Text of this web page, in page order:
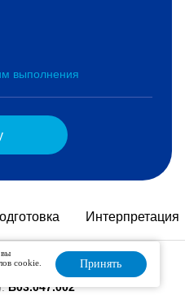
Интерпретация
услуг (Приказ
B03.047.002
выполнения
cookie.
Принять